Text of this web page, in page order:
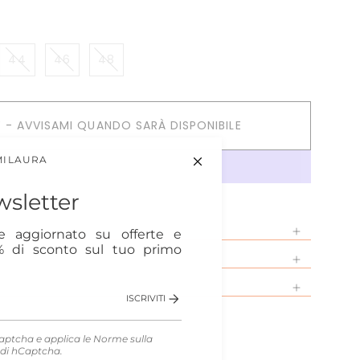
aggiornato su offerte e
di sconto sul tuo primo
ISCRIVITI
e applica le Norme sulla
di hCaptcha.
44 46 48
AVVISAMI QUANDO SARÀ DISPONIBILE